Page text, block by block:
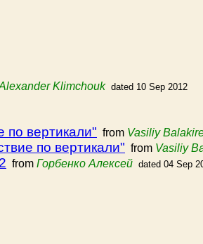
Klimchouk dated 10 Sep 2012
по вертикали" from Vasiliy
по вертикали" from Vasiliy
from Горбенко Алексей dated 04 Sep